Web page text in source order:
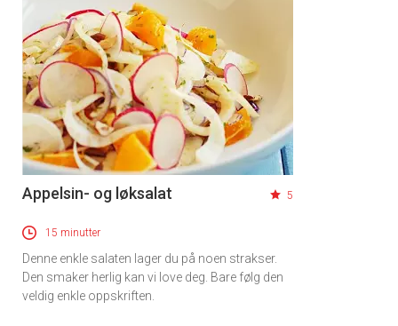
Appelsin- og løksalat 5
15 minutter
Denne enkle salaten lager du på noen strakser.
Den smaker herlig kan vi love deg. Bare følg den
veldig enkle oppskriften.